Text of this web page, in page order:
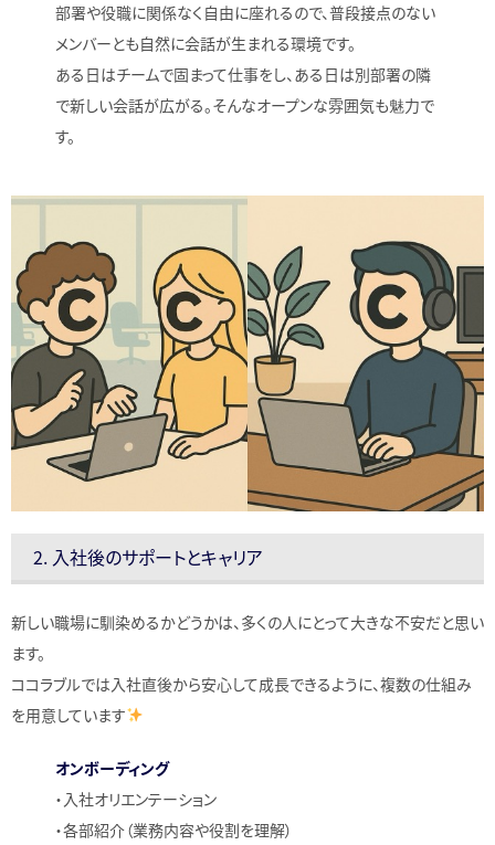
部署や役職に関係なく自由に座れるので、普段接点のない
メンバーとも自然に会話が生まれる環境です。
ある日はチームで固まって仕事をし、ある日は別部署の隣
で新しい会話が広がる。そんなオープンな雰囲気も魅力で
す。
2. 入社後のサポートとキャリア
新しい職場に馴染めるかどうかは、多くの人にとって大きな不安だと思い
ます。
ココラブルでは入社直後から安心して成長できるように、複数の仕組み
を用意しています
オンボーディング
・入社オリエンテーション
・各部紹介（業務内容や役割を理解）